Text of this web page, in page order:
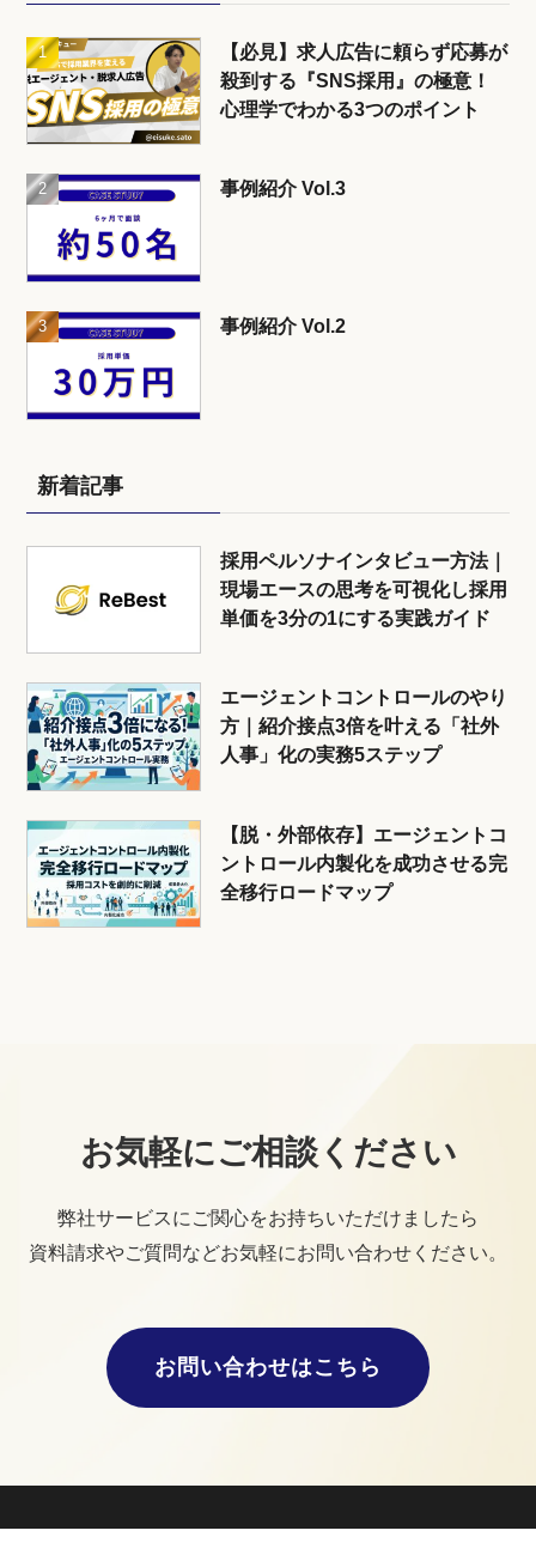
【必見】求人広告に頼らず応募が
殺到する『SNS採用』の極意！
心理学でわかる3つのポイント
事例紹介 Vol.3
事例紹介 Vol.2
新着記事
採用ペルソナインタビュー方法｜
現場エースの思考を可視化し採用
単価を3分の1にする実践ガイド
エージェントコントロールのやり
方｜紹介接点3倍を叶える「社外
人事」化の実務5ステップ
【脱・外部依存】エージェントコ
ントロール内製化を成功させる完
全移行ロードマップ
お気軽にご相談ください
弊社サービスにご関心をお持ちいただけましたら
資料請求やご質問などお気軽にお問い合わせください。
お問い合わせはこちら